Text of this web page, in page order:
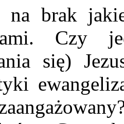
na brak
Czy
się)